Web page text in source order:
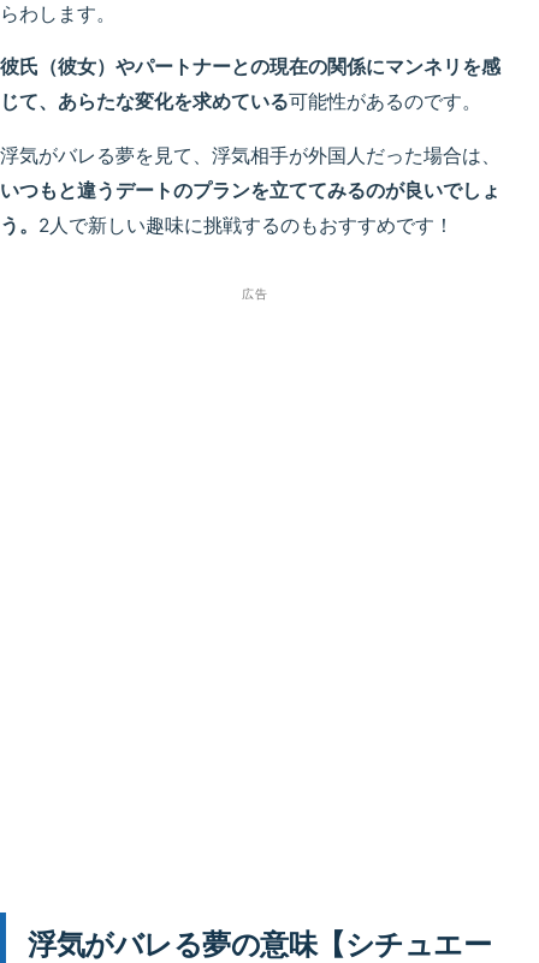
らわします。
彼氏（彼女）やパートナーとの現在の関係にマンネリを感
じて、あらたな変化を求めている可能性があるのです。
浮気がバレる夢を見て、浮気相手が外国人だった場合は、
いつもと違うデートのプランを立ててみるのが良いでしょ
う。 2人で新しい趣味に挑戦するのもおすすめです！
広告
浮気がバレる夢の意味【シチュエー